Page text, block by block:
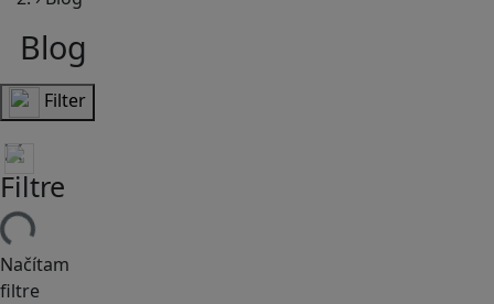
Blog
Filter
Filtre
Načítam
filtre